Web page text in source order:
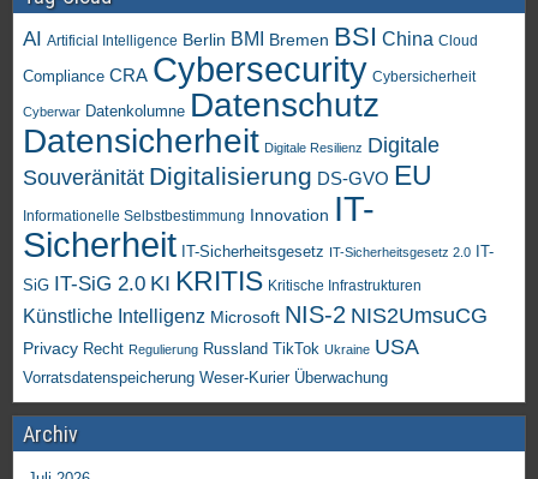
AI Artificial Intelligence Berlin BMI Bremen BSI China Cloud
Compliance CRA Cybersecurity Cybersicherheit
Cyberwar Datenkolumne Datenschutz
Datensicherheit Digitale Resilienz Digitale
Souveränität Digitalisierung DS-GVO EU
Informationelle Selbstbestimmung Innovation IT-
Sicherheit IT-Sicherheitsgesetz IT-Sicherheitsgesetz 2.0
IT-
SiG IT-SiG 2.0 KI KRITIS Kritische Infrastrukturen
Künstliche Intelligenz Microsoft NIS-2 NIS2UmsuCG
Privacy Recht Regulierung Russland TikTok Ukraine USA
Vorratsdatenspeicherung Weser-Kurier Überwachung
Archiv